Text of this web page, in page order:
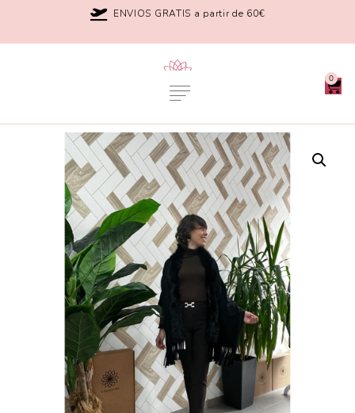
ENVIOS GRATIS a partir de 60€
0